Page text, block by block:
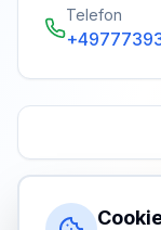
Telefon